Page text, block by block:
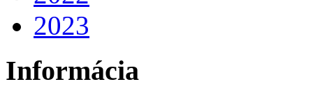
2023
Informácia